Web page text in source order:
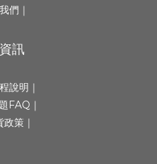
們 ｜
訊
說明 ｜
FAQ ｜
政策 ｜